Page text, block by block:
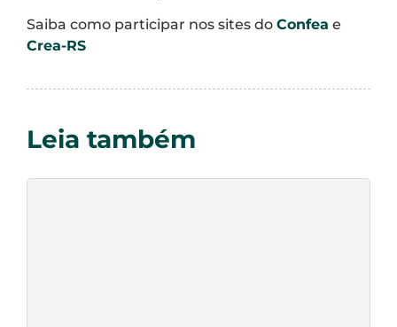
Saiba como participar nos sites do Confea e
Crea-RS
Leia também